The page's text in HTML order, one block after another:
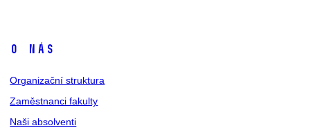
O nás
Organizační struktura
Zaměstnanci fakulty
Naši absolventi